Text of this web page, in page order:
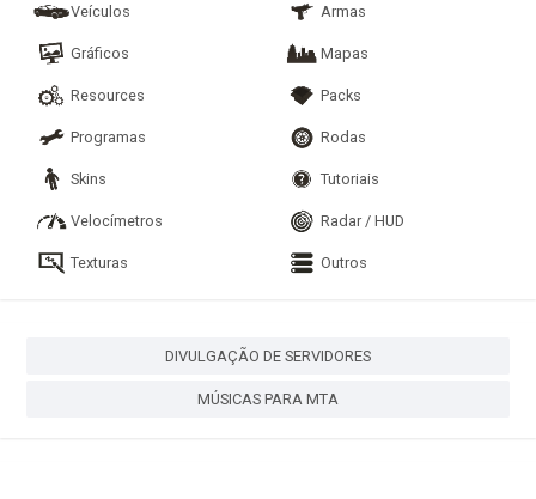
Veículos Armas
Gráficos Mapas
Resources Packs
Programas Rodas
Skins Tutoriais
Velocímetros Radar / HUD
Texturas Outros
DIVULGAÇÃO DE SERVIDORES
MÚSICAS PARA MTA